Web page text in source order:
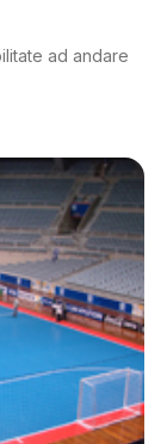
ad andare